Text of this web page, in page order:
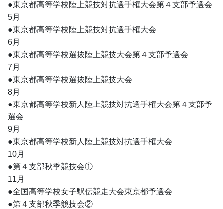
●東京都高等学校陸上競技対抗選手権大会第４支部予選会
5月
●東京都高等学校陸上競技対抗選手権大会
6月
●東京都高等学校選抜陸上競技大会第４支部予選会
7月
●東京都高等学校選抜陸上競技大会
8月
●東京都高等学校新人陸上競技対抗選手権大会第４支部予
選会
9月
●東京都高等学校新人陸上競技対抗選手権大会
10月
●第４支部秋季競技会①
11月
●全国高等学校女子駅伝競走大会東京都予選会
●第４支部秋季競技会②